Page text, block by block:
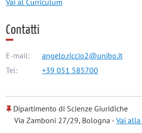
Contatti
E-mail:
angelo.riccio2@unibo.it
Tel:
+39 051 585700
Dipartimento di Scienze Giuridiche
Via Zamboni 27/29, Bologna -Vai